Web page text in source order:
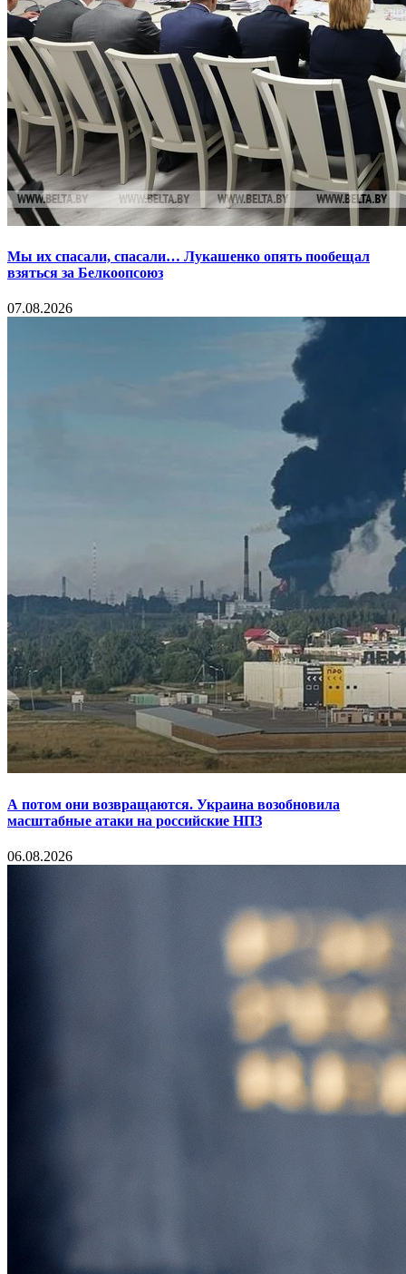
Мы их спасали, спасали… Лукашенко опять пообещал
взяться за Белкоопсоюз
07.08.2026
А потом они возвращаются. Украина возобновила
масштабные атаки на российские НПЗ
06.08.2026